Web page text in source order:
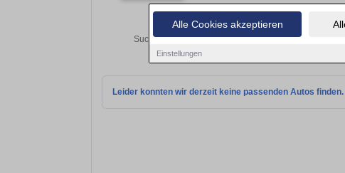
Alle Cookies akzeptieren
Einstellungen
Finden Sie in
Suchen Sie in Beimerstetten einen Volvo XC40
Leider konnten wir derzeit keine passenden Autos